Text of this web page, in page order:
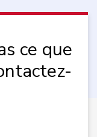
ce que